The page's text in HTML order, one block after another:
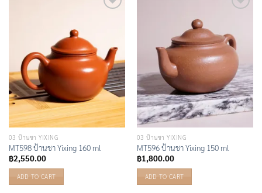
03 ป้านชา YIXING
MT598 ป้านชา Yixing 160 ml
฿2,550.00
ADD TO CART
03 ป้านชา YIXING
MT596 ป้านชา Yixing 150 ml
฿1,800.00
ADD TO CART